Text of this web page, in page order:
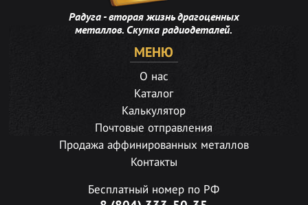
Радуга - вторая жизнь драгоценных
металлов. Скупка радиодеталей.
МЕНЮ
О нас
Каталог
Калькулятор
Почтовые отправления
Продажа аффинированных металлов
Контакты
Бесплатный номер по РФ